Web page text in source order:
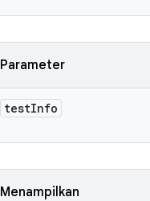
Parameter
testInfo
Menampilkan